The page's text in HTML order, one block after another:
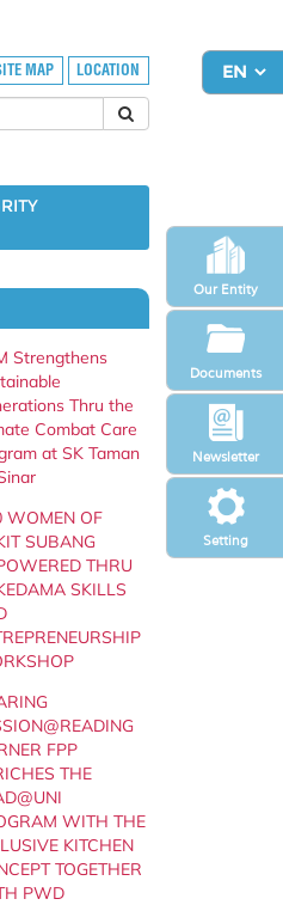
Setting
Newsletter
Our Entity
Documents
MAP LOCATION
Strengthens
Thru the
Combat Care
at SK Taman
WOMEN OF
SUBANG
THRU
SKILLS
FPP
THE
WITH THE
KITCHEN
TOGETHER
PWD